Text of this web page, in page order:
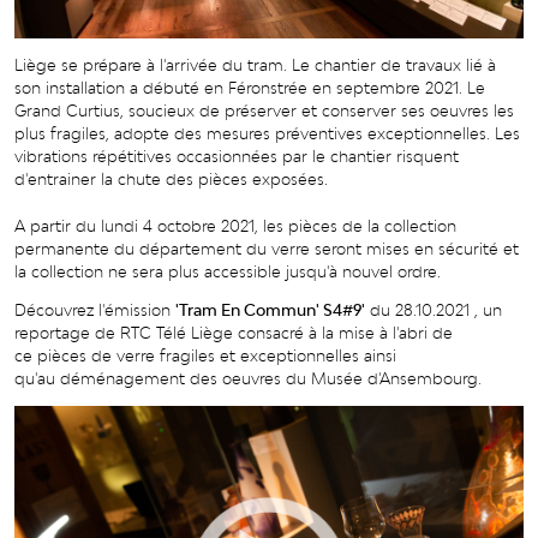
Liège se prépare à l'arrivée du tram. Le chantier de travaux lié à
son installation a débuté en Féronstrée en septembre 2021. Le
Grand Curtius, soucieux de préserver et conserver ses oeuvres les
plus fragiles, adopte des mesures préventives exceptionnelles. Les
vibrations répétitives occasionnées par le chantier risquent
d'entrainer la chute des pièces exposées.
A partir du lundi 4 octobre 2021, les pièces de la collection
permanente du département du verre seront mises en sécurité et
la collection ne sera plus accessible jusqu'à nouvel ordre.
Découvrez l'émission 'Tram En Commun' S4#9' du 28.10.2021 , un
reportage de RTC Télé Liège consacré à la mise à l'abri de
ce pièces de verre fragiles et exceptionnelles ainsi
qu'au déménagement des oeuvres du Musée d'Ansembourg.